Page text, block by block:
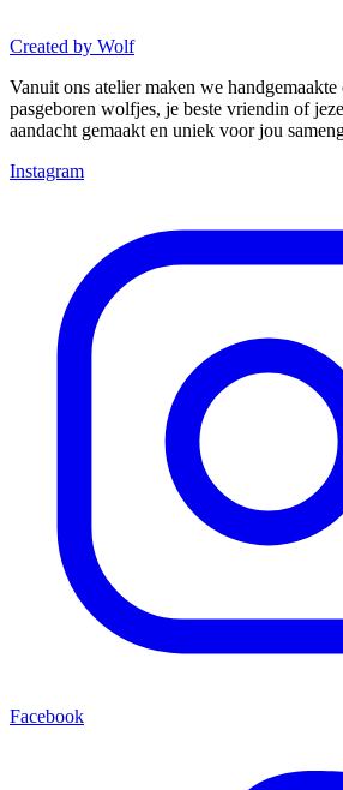
Created by Wolf
Vanuit ons atelier maken we
pasgeboren wolfjes, je beste vriendin of
aandacht gemaakt en uniek voor jou
Instagram
Facebook